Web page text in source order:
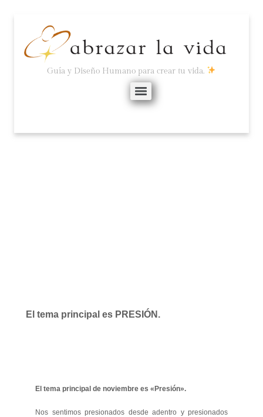
Guía y Diseño Humano para crear tu vida.
El tema principal es PRESIÓN.
El tema principal de noviembre es «Presión».
Nos sentimos presionados desde adentro y presionados